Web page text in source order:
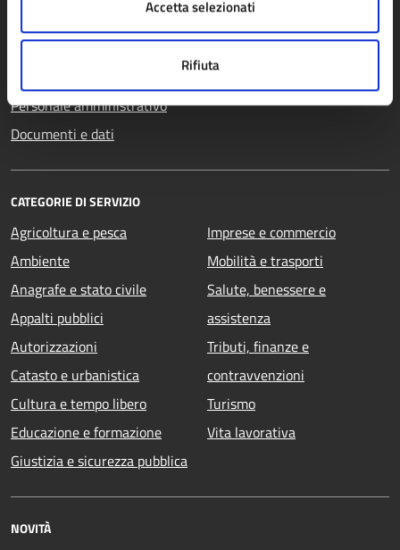
Accetta selezionati
Rifiuta
Enti e fondazioni
Personale amministrativo
Documenti e dati
CATEGORIE DI SERVIZIO
Agricoltura e pesca
Ambiente
Anagrafe e stato civile
Appalti pubblici
Autorizzazioni
Catasto e urbanistica
Cultura e tempo libero
Educazione e formazione
Giustizia e sicurezza pubblica
Imprese e commercio
Mobilità e trasporti
Salute, benessere e
assistenza
Tributi, finanze e
contravvenzioni
Turismo
Vita lavorativa
NOVITÀ